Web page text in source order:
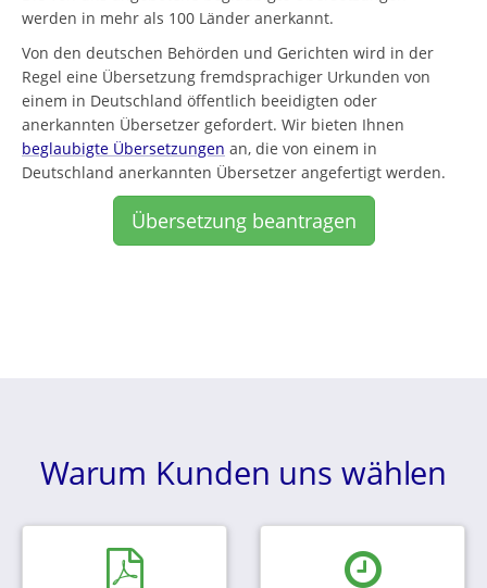
werden in mehr als 100 Länder anerkannt.
Von den deutschen Behörden und Gerichten wird in der
Regel eine Übersetzung fremdsprachiger Urkunden von
einem in Deutschland öffentlich beeidigten oder
anerkannten Übersetzer gefordert. Wir bieten Ihnen
beglaubigte Übersetzungen an, die von einem in
Deutschland anerkannten Übersetzer angefertigt werden.
Übersetzung beantragen
Warum Kunden uns wählen